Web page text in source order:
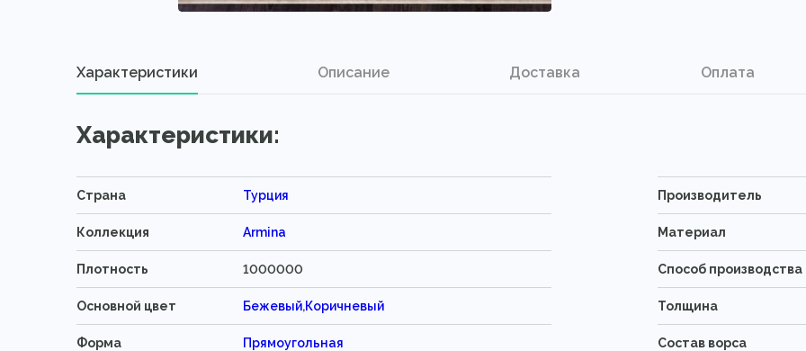
4.00 x 6.00
Характеристики Описание Доставка Оплата
Характеристики:
Страна Турция Производитель
Коллекция Armina Материал
Плотность 1000000 Способ производства
Основной цвет Бежевый,Коричневый Толщина
Форма Прямоугольная Состав ворса